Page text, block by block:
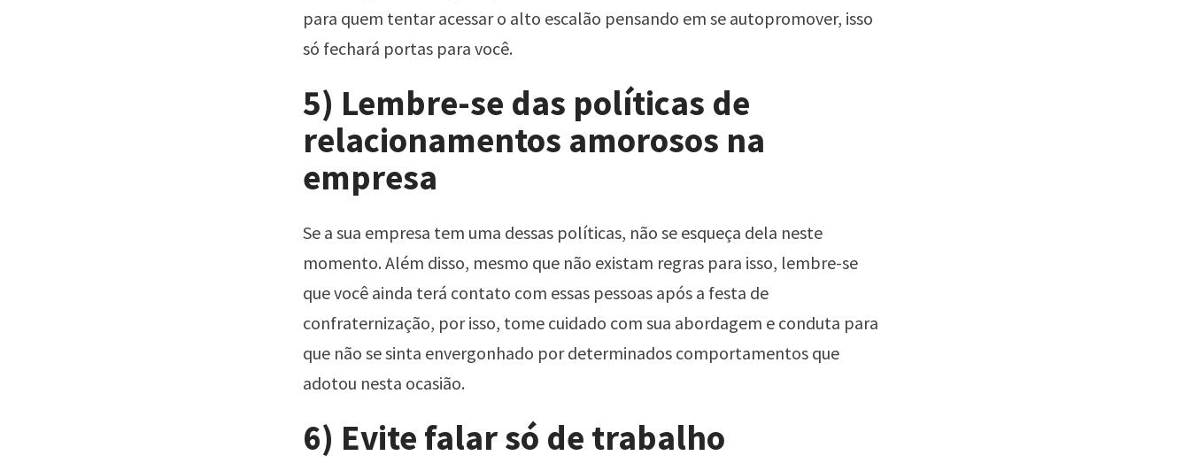
para quem tentar acessar o alto escalão pensando em se autopromover, isso
só fechará portas para você.
5) Lembre-se das políticas de
relacionamentos amorosos na
empresa
Se a sua empresa tem uma dessas políticas, não se esqueça dela neste
momento. Além disso, mesmo que não existam regras para isso, lembre-se
que você ainda terá contato com essas pessoas após a festa de
confraternização, por isso, tome cuidado com sua abordagem e conduta para
que não se sinta envergonhado por determinados comportamentos que
adotou nesta ocasião.
6) Evite falar só de trabalho